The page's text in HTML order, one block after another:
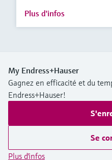
Plus d'infos
My Endress+Hauser
Gagnez en efficacité et du
Endress+Hauser!
Se
Plus d'infos